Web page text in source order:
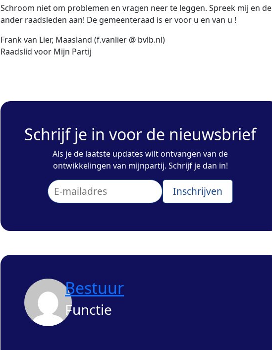
Schroom niet om problemen en vragen neer te leggen. Spreek mij en de
ander raadsleden aan! De gemeenteraad is er voor u en van u !
Frank van Lier, Maasland (f.vanlier @ bvlb.nl)
Raadslid voor Mijn Partij
Schrijf je in voor de nieuwsbrief
Als je de laatste updates wilt ontvangen van de
ontwikkelingen van mijnpartij. Schrijf je dan in!
Bestuur
Functie